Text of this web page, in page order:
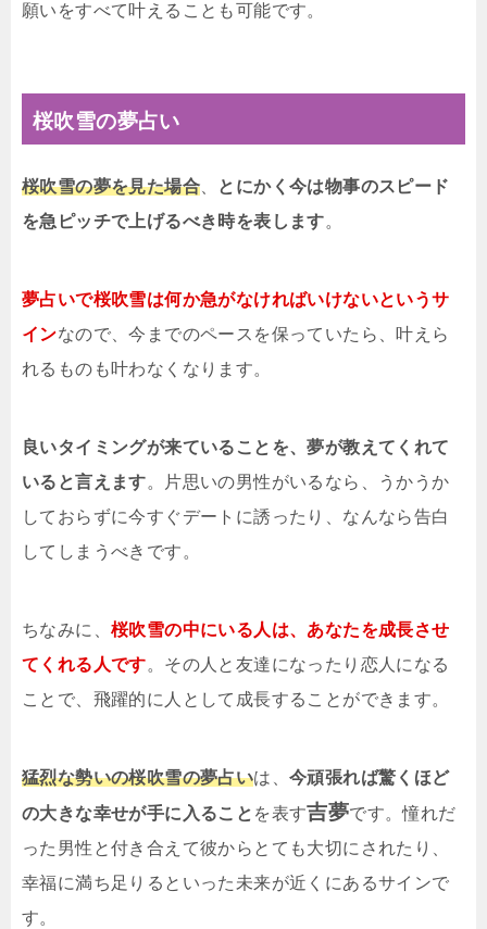
願いをすべて叶えることも可能です。
桜吹雪の夢占い
桜吹雪の夢を見た場合
とにかく今は物事のスピード
を急ピッチで上げるべき時を表します。
夢占いで桜吹雪は何か急がなければいけないというサ
インなので、今までのペースを保っていたら、叶えら
れるものも叶わなくなります。
良いタイミングが来ていることを、夢が教えてくれて
いると言えます。片思いの男性がいるなら、うかうか
しておらずに今すぐデートに誘ったり、なんなら告白
してしまうべきです。
ちなみに、 桜吹雪の中にいる人は、あなたを成長させ
てくれる人です。その人と友達になったり恋人になる
ことで、飛躍的に人として成長することができます。
猛烈な勢いの桜吹雪の夢占いは、今頑張れば驚くほど
の大きな幸せが手に入ること を表す吉夢です。憧れだ
った男性と付き合えて彼からとても大切にされたり、
幸福に満ち足りるといった未来が近くにあるサインで
す。